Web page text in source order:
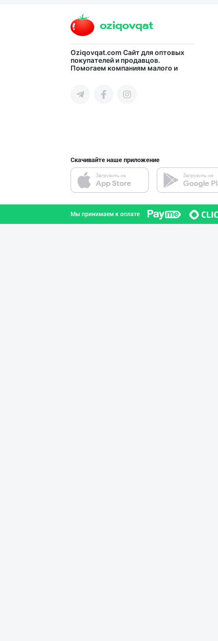
Oziqovqat.com Сайт для оптовых
покупателей и продавцов.
Помогаем компаниям малого и
поставщиков и новых клиентов,
продвигать свою продукцию в
Скачивайте наше приложение
Мы принимаем к оплате